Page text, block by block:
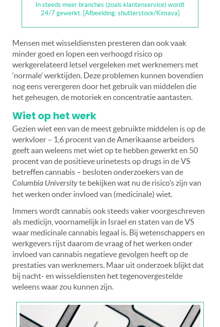
In steeds meer branches (zoals klantenservice) wordt
24/7 gewerkt. [Afbeelding: shutterstock/Kimaya]
Mensen met wisseldiensten presteren dan ook vaak
minder goed en lopen een verhoogd risico op
werkgerelateerd letsel vergeleken met werknemers met
‘normale’ werktijden. Deze problemen kunnen bovendien
nog eens verergeren door het gebruik van middelen die
het geheugen, de motoriek en concentratie aantasten.
Wiet op het werk
Gezien wiet een van de meest gebruikte middelen is op de
werkvloer – 1,6 procent van de Amerikaanse arbeiders
geeft aan weleens met wiet op te hebben gewerkt en 50
procent van de positieve urinetests op drugs in de VS
betreffen cannabis – besloten onderzoekers van de
Columbia Universityte bekijken wat nu de risico’s zijn van
het werken onder invloed van (medicinale) wiet.
Immers wordt cannabis ook steeds vaker voorgeschreven
als medicijn, voornamelijk in Israel en staten van de VS
waar medicinale cannabis legaal is. Bij wetenschappers en
werkgevers rijst daarom de vraag of het werken onder
invloed van cannabis negatieve gevolgen heeft op de
prestaties van werknemers. Maar uit onderzoek blijkt dat
bij nacht- en wisseldiensten het tegenovergestelde
weleens waar zou kunnen zijn.